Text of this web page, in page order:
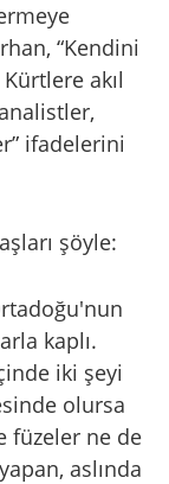
“Kendini
akıl
ifadelerini
şöyle:
kaplı.
iki şeyi
olursa
füzeler ne de
aslında